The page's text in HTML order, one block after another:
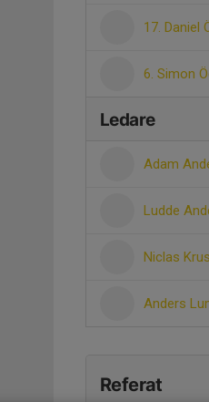
17. Daniel
6. Simon
Ledare
Adam
Ludde
Niclas
Anders
Referat